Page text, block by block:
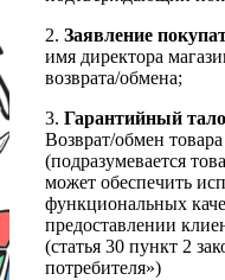
2. Заявление
имя директора
возврата/обмена;
3. Гарантийный
Возврат/обмен
(подразумевается
может обеспечить
функциональных
предоставлении
(статья 30 пункт 2
потребителя»)